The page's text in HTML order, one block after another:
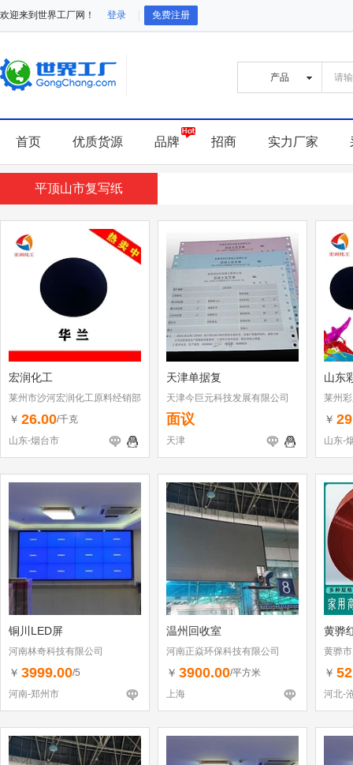
欢迎来到世界工厂网！ 登录 免费注册
首页 优质货源 品牌 招商 实力厂家
平顶山市复写纸
宏润化工
莱州市沙河宏润化工原料经销部
￥ 26.00/千克
山东-烟台市
天津单据复
天津今巨元科技发展有限公司
面议
天津
山东
莱州
￥
山东-
铜川LED屏
河南林奇科技有限公司
￥ 3999.00/5
河南-郑州市
温州回收室
河南正焱环保科技有限公司
￥ 3900.00/平方米
上海
黄骅
黄骅
￥
河北-